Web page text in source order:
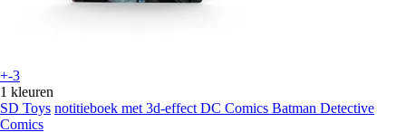
+-3
1 kleuren
SD Toys notitieboek met 3d-effect DC Comics Batman Detective
Comics